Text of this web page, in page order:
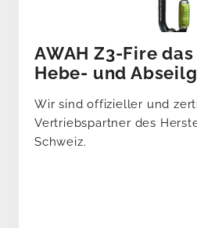
AWAH Z3-Fire
Hebe- und
Wir sind offizieller und
Vertriebspartner des
Schweiz.